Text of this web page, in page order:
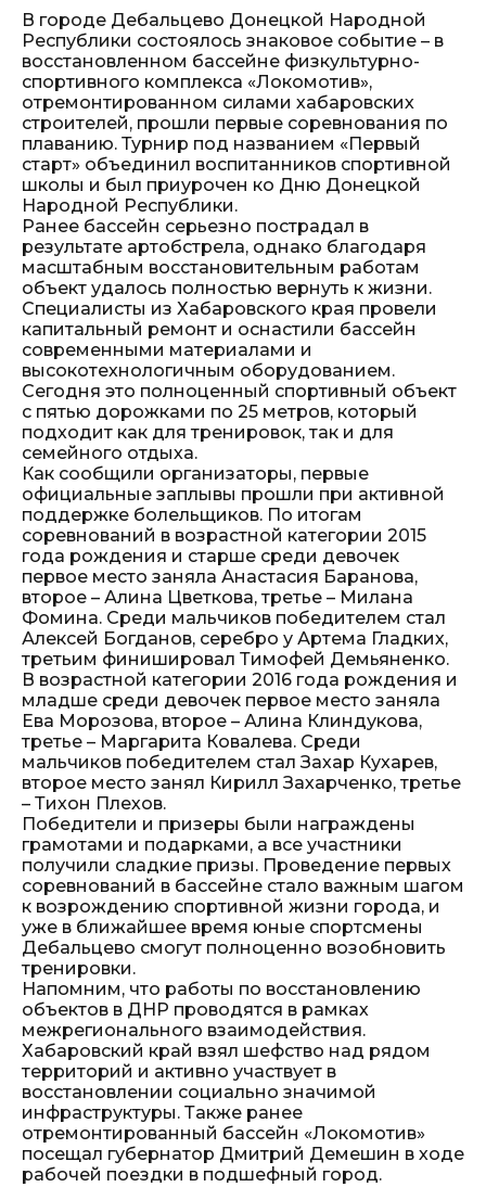
В городе Дебальцево Донецкой Народной
Республики состоялось знаковое событие – в
восстановленном бассейне физкультурно-
спортивного комплекса «Локомотив»,
отремонтированном силами хабаровских
строителей, прошли первые соревнования по
плаванию. Турнир под названием «Первый
старт» объединил воспитанников спортивной
школы и был приурочен ко Дню Донецкой
Народной Республики.
Ранее бассейн серьезно пострадал в
результате артобстрела, однако благодаря
масштабным восстановительным работам
объект удалось полностью вернуть к жизни.
Специалисты из Хабаровского края провели
капитальный ремонт и оснастили бассейн
современными материалами и
высокотехнологичным оборудованием.
Сегодня это полноценный спортивный объект
с пятью дорожками по 25 метров, который
подходит как для тренировок, так и для
семейного отдыха.
Как сообщили организаторы, первые
официальные заплывы прошли при активной
поддержке болельщиков. По итогам
соревнований в возрастной категории 2015
года рождения и старше среди девочек
первое место заняла Анастасия Баранова,
второе – Алина Цветкова, третье – Милана
Фомина. Среди мальчиков победителем стал
Алексей Богданов, серебро у Артема Гладких,
третьим финишировал Тимофей Демьяненко.
В возрастной категории 2016 года рождения и
младше среди девочек первое место заняла
Ева Морозова, второе – Алина Клиндукова,
третье – Маргарита Ковалева. Среди
мальчиков победителем стал Захар Кухарев,
второе место занял Кирилл Захарченко, третье
– Тихон Плехов.
Победители и призеры были награждены
грамотами и подарками, а все участники
получили сладкие призы. Проведение первых
соревнований в бассейне стало важным шагом
к возрождению спортивной жизни города, и
уже в ближайшее время юные спортсмены
Дебальцево смогут полноценно возобновить
тренировки.
Напомним, что работы по восстановлению
объектов в ДНР проводятся в рамках
межрегионального взаимодействия.
Хабаровский край взял шефство над рядом
территорий и активно участвует в
восстановлении социально значимой
инфраструктуры. Также ранее
отремонтированный бассейн «Локомотив»
посещал губернатор Дмитрий Демешин в ходе
рабочей поездки в подшефный город.